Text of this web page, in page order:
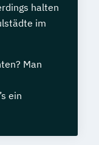
halten
im
Man
ein